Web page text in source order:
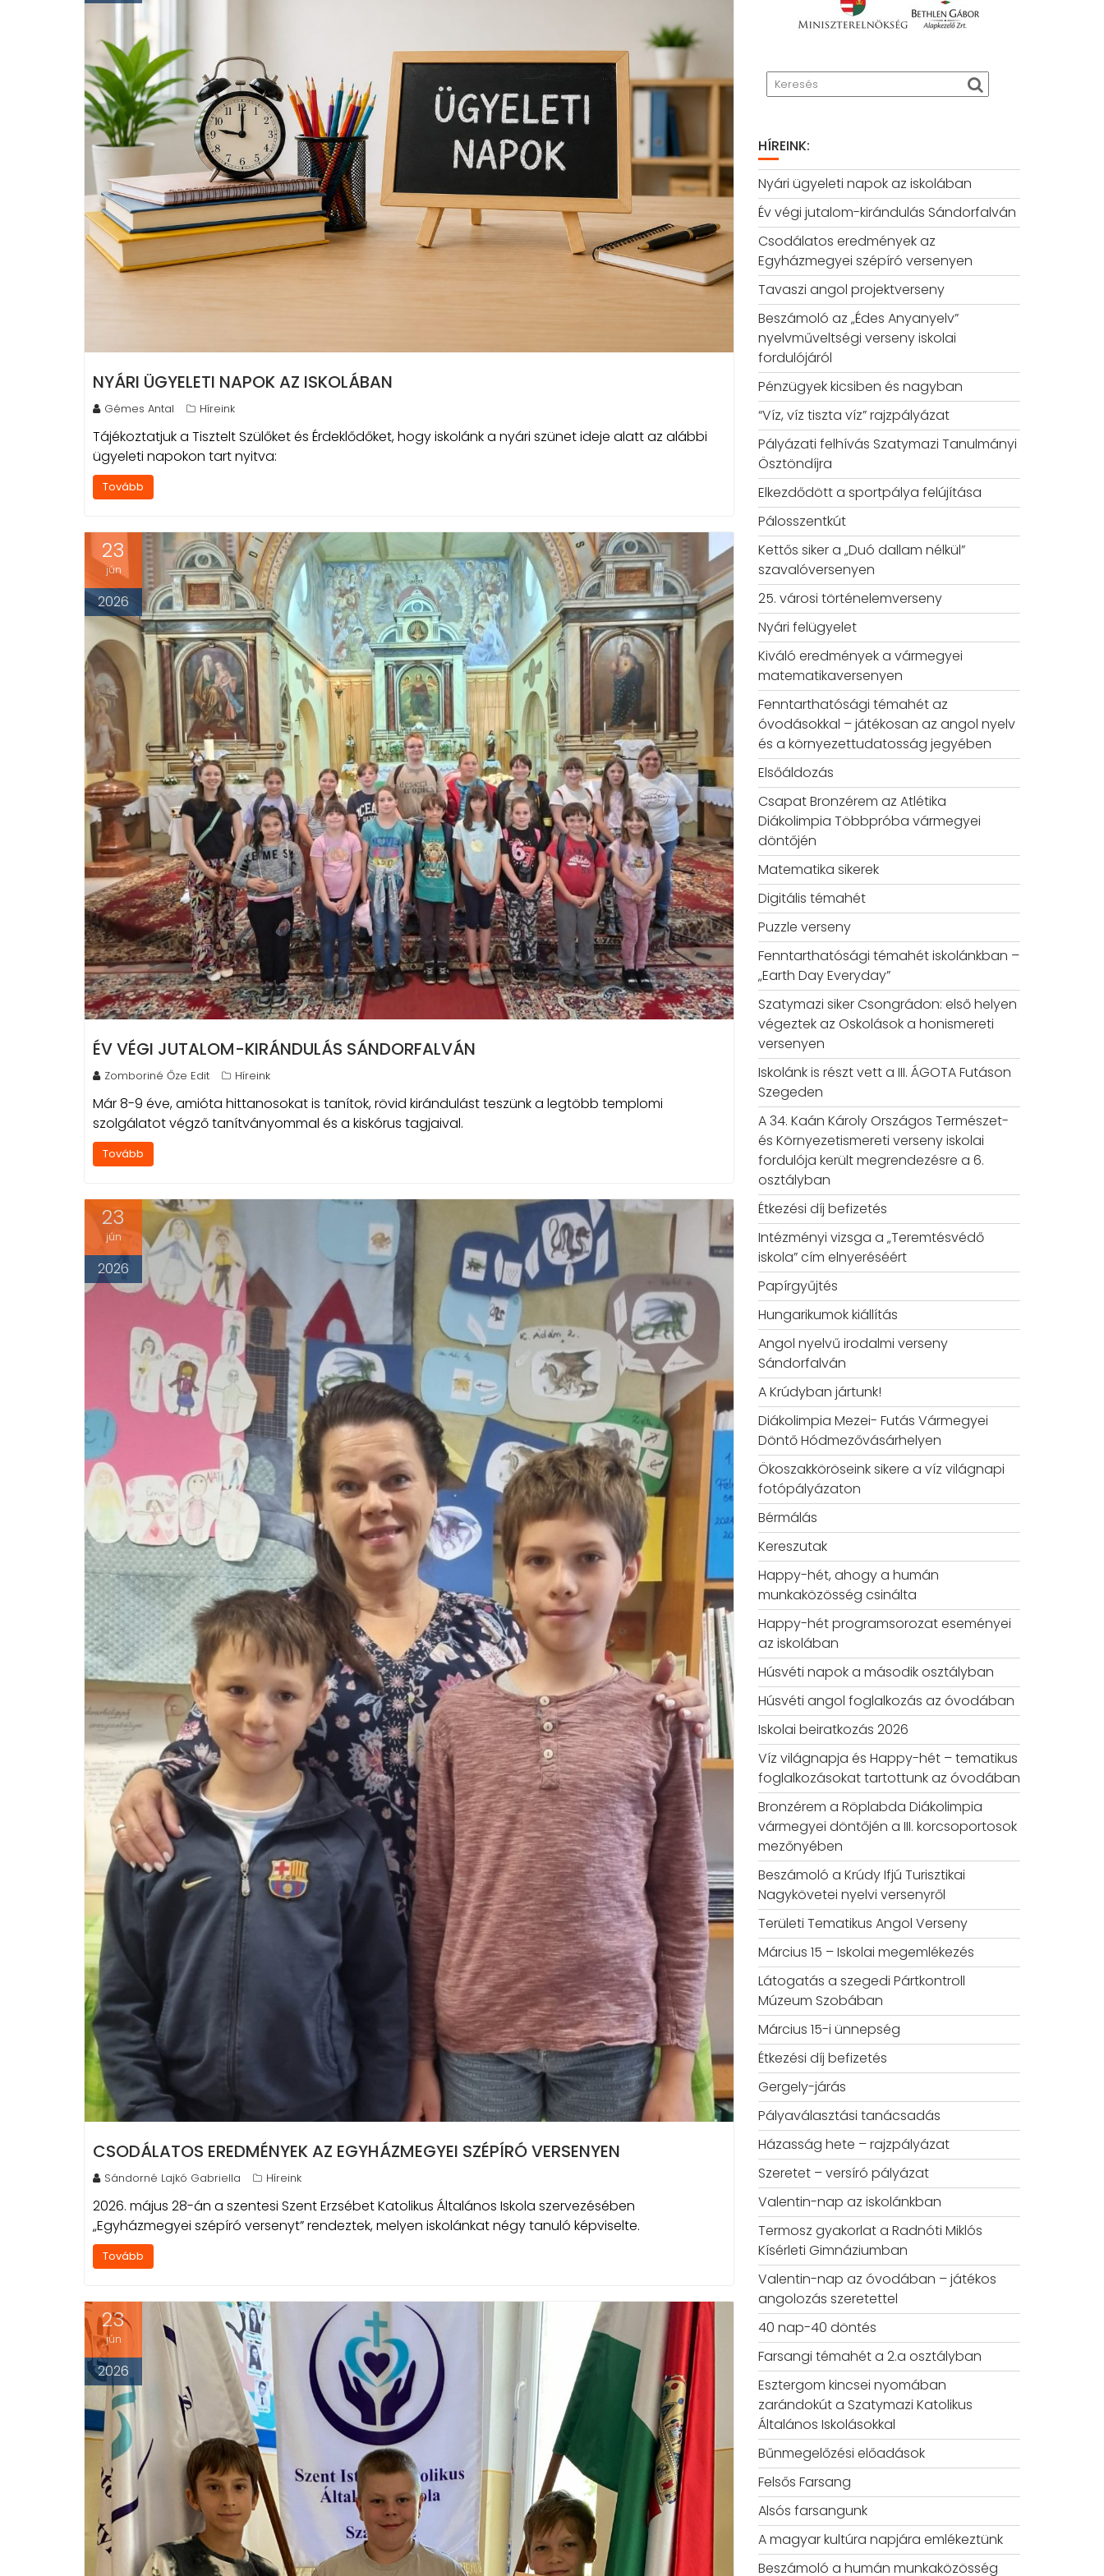
NYÁRI ÜGYELETI NAPOK AZ ISKOLÁBAN
Gémes Antal Híreink
Tájékoztatjuk a Tisztelt Szülőket és Érdeklődőket, hogy iskolánk a nyári szünet ideje alatt az alábbi
ügyeleti napokon tart nyitva:
Tovább
23
jún
2026
ÉV VÉGI JUTALOM-KIRÁNDULÁS SÁNDORFALVÁN
Zomboriné Őze Edit Híreink
Már 8-9 éve, amióta hittanosokat is tanítok, rövid kirándulást teszünk a legtöbb templomi
szolgálatot végző tanítványommal és a kiskórus tagjaival.
Tovább
23
jún
2026
CSODÁLATOS EREDMÉNYEK AZ EGYHÁZMEGYEI SZÉPÍRÓ VERSENYEN
Sándorné Lajkó Gabriella Híreink
2026. május 28-án a szentesi Szent Erzsébet Katolikus Általános Iskola szervezésében
„Egyházmegyei szépíró versenyt” rendeztek, melyen iskolánkat négy tanuló képviselte.
Tovább
23
jún
2026
HÍREINK:
Nyári ügyeleti napok az iskolában
Év végi jutalom-kirándulás Sándorfalván
Csodálatos eredmények az
Egyházmegyei szépíró versenyen
Tavaszi angol projektverseny
Beszámoló az „Édes Anyanyelv”
nyelvműveltségi verseny iskolai
fordulójáról
Pénzügyek kicsiben és nagyban
“Víz, víz tiszta víz” rajzpályázat
Pályázati felhívás Szatymazi Tanulmányi
Ösztöndíjra
Elkezdődött a sportpálya felújítása
Pálosszentkút
Kettős siker a „Duó dallam nélkül”
szavalóversenyen
25. városi történelemverseny
Nyári felügyelet
Kiváló eredmények a vármegyei
matematikaversenyen
Fenntarthatósági témahét az
óvodásokkal – játékosan az angol nyelv
és a környezettudatosság jegyében
Elsőáldozás
Csapat Bronzérem az Atlétika
Diákolimpia Többpróba vármegyei
döntőjén
Matematika sikerek
Digitális témahét
Puzzle verseny
Fenntarthatósági témahét iskolánkban –
„Earth Day Everyday”
Szatymazi siker Csongrádon: első helyen
végeztek az Oskolások a honismereti
versenyen
Iskolánk is részt vett a III. ÁGOTA Futáson
Szegeden
A 34. Kaán Károly Országos Természet-
és Környezetismereti verseny iskolai
fordulója került megrendezésre a 6.
osztályban
Étkezési díj befizetés
Intézményi vizsga a „Teremtésvédő
iskola” cím elnyeréséért
Papírgyűjtés
Hungarikumok kiállítás
Angol nyelvű irodalmi verseny
Sándorfalván
A Krúdyban jártunk!
Diákolimpia Mezei- Futás Vármegyei
Döntő Hódmezővásárhelyen
Ökoszakköröseink sikere a víz világnapi
fotópályázaton
Bérmálás
Kereszutak
Happy-hét, ahogy a humán
munkaközösség csinálta
Happy-hét programsorozat eseményei
az iskolában
Húsvéti napok a második osztályban
Húsvéti angol foglalkozás az óvodában
Iskolai beiratkozás 2026
Víz világnapja és Happy-hét – tematikus
foglalkozásokat tartottunk az óvodában
Bronzérem a Röplabda Diákolimpia
vármegyei döntőjén a III. korcsoportosok
mezőnyében
Beszámoló a Krúdy Ifjú Turisztikai
Nagykövetei nyelvi versenyről
Területi Tematikus Angol Verseny
Március 15 – Iskolai megemlékezés
Látogatás a szegedi Pártkontroll
Múzeum Szobában
Március 15-i ünnepség
Étkezési díj befizetés
Gergely-járás
Pályaválasztási tanácsadás
Házasság hete – rajzpályázat
Szeretet – versíró pályázat
Valentin-nap az iskolánkban
Termosz gyakorlat a Radnóti Miklós
Kísérleti Gimnáziumban
Valentin-nap az óvodában – játékos
angolozás szeretettel
40 nap-40 döntés
Farsangi témahét a 2.a osztályban
Esztergom kincsei nyomában
zarándokút a Szatymazi Katolikus
Általános Iskolásokkal
Bűnmegelőzési előadások
Felsős Farsang
Alsós farsangunk
A magyar kultúra napjára emlékeztünk
Beszámoló a humán munkaközösség